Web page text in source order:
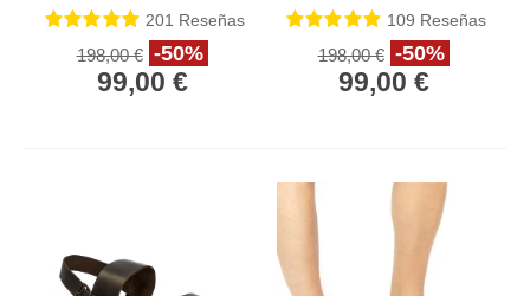
en cuero marrón
oscuro
201 Reseñas
198,00 € -50%
99,00 €
franciscano en cuir
vintage cuero
109 Reseñas
198,00 € -50%
99,00 €